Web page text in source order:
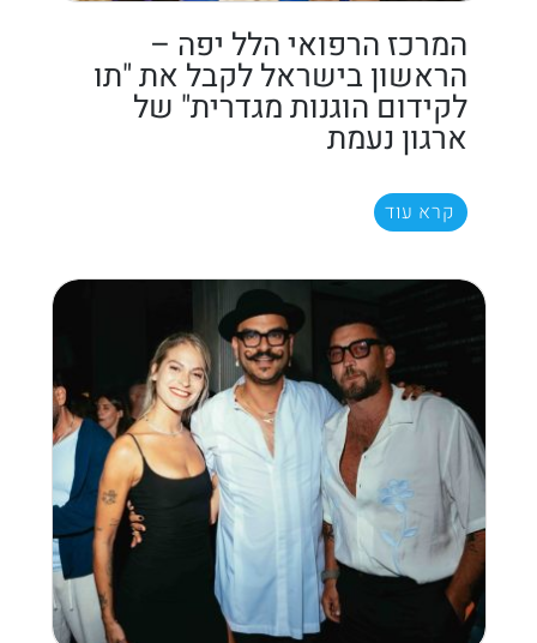
המרכז הרפואי הלל יפה –
הראשון בישראל לקבל את "תו
לקידום הוגנות מגדרית" של
ארגון נעמת
קרא עוד